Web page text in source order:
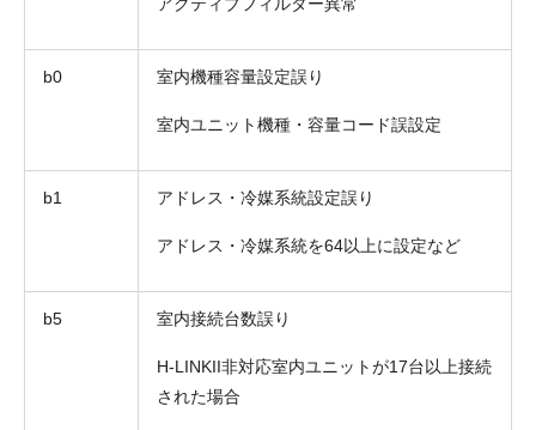
b0 室内機種容量設定誤り
室内ユニット機種・容量コード誤設定
b1 アドレス・冷媒系統設定誤り
アドレス・冷媒系統を64以上に設定など
b5 室内接続台数誤り
H-LINKII非対応室内ユニットが17台以上接続
された場合